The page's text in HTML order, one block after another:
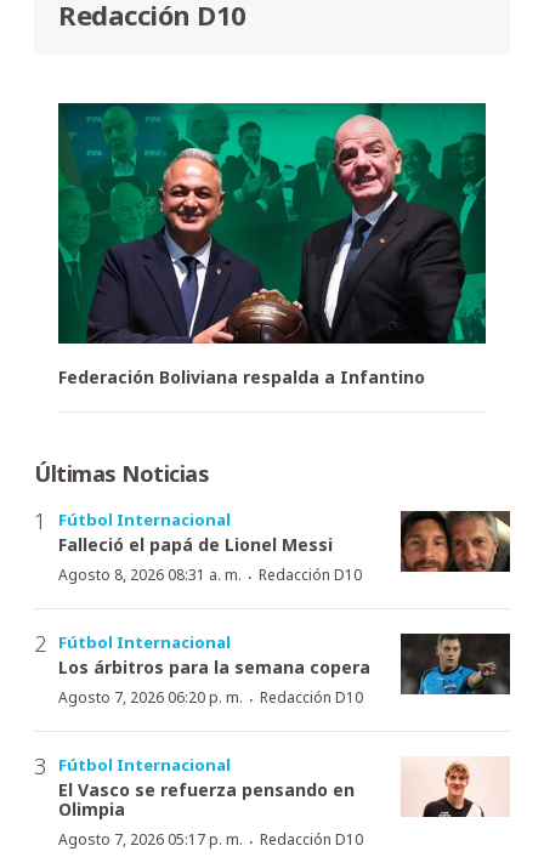
Redacción D10
Federación Boliviana respalda a Infantino
Últimas Noticias
Fútbol Internacional
Falleció el papá de Lionel Messi
Agosto 8, 2026 08:31 a. m. · Redacción D10
Fútbol Internacional
Los árbitros para la semana copera
Agosto 7, 2026 06:20 p. m. · Redacción D10
Fútbol Internacional
El Vasco se refuerza pensando en
Olimpia
Agosto 7, 2026 05:17 p. m. · Redacción D10